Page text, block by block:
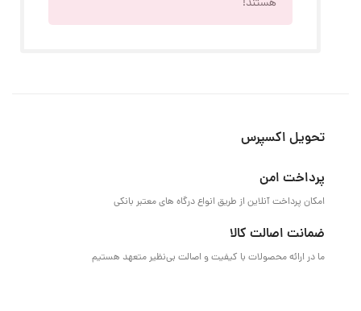
هستند!
تحویل اکسپرس
پرداخت امن
امکان پرداخت آنلاین از طریق انواع درگاه های معتبر بانکی
ضمانت اصالت کالا
ما در ارائه محصولات با کیفیت و اصالت بی‌نظیر متعهد هستیم